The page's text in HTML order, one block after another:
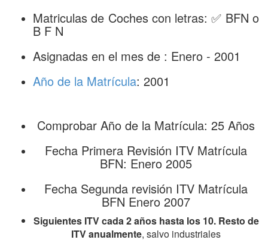
Matriculas de Coches con letras: ✅ BFN o
B F N
Asignadas en el mes de : Enero - 2001
Año de la Matrícula: 2001
Comprobar Año de la Matrícula: 25 Años
Fecha Primera Revisión ITV Matrícula
BFN: Enero 2005
Fecha Segunda revisión ITV Matrícula
BFN Enero 2007
Siguientes ITV cada 2 años hasta los 10. Resto de
ITV anualmente, salvo industriales